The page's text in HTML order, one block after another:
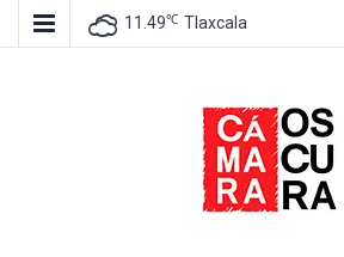
11.49℃ Tlaxcala